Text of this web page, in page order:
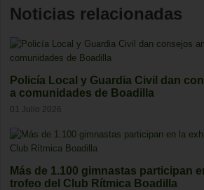
Noticias relacionadas
Policía Local y Guardia Civil dan
a comunidades de Boadilla
01 Julio 2026
Más de 1.100 gimnastas participan
trofeo del Club Rítmica Boadilla